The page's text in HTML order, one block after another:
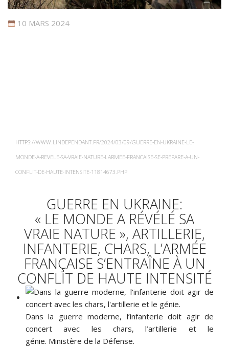
10 MARS 2024
HTTPS://WWW.LINDEPENDANT.FR/2024/03/09/GUERRE-EN-UKRAINE-LE-
MONDE-A-REVELE-SA-VRAIE-NATURE-LARMEE-FRANCAISE-SE-PREPARE-A-UN-
CONFLIT-DE-HAUTE-INTENSITE-11814673.PHP
GUERRE EN UKRAINE:
« LE MONDE A RÉVÉLÉ SA
VRAIE NATURE », ARTILLERIE,
INFANTERIE, CHARS, L’ARMÉE
FRANÇAISE S’ENTRAÎNE À UN
CONFLIT DE HAUTE INTENSITÉ
Dans la guerre moderne, l’infanterie doit agir de
concert avec les chars, l’artillerie et le
génie. Ministère de la Défense.